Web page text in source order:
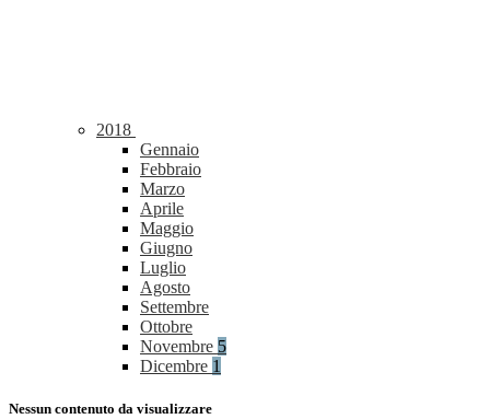
2018
Gennaio
Febbraio
Marzo
Aprile
Maggio
Giugno
Luglio
Agosto
Settembre
Ottobre
Novembre 5
Dicembre 1
Nessun contenuto da visualizzare